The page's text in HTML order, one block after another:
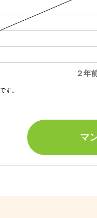
２年
す。
マ